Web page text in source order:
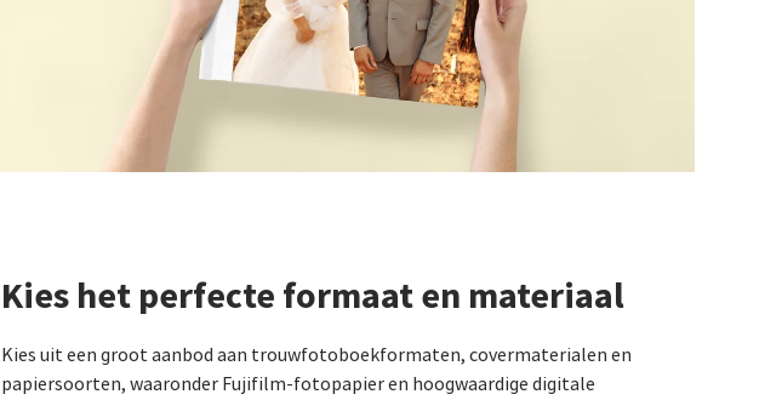
Kies het perfecte formaat en materiaal
Kies uit een groot aanbod aan trouwfotoboekformaten, covermaterialen en
papiersoorten, waaronder Fujifilm-fotopapier en hoogwaardige digitale